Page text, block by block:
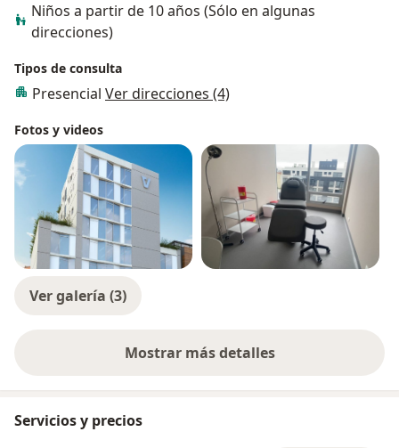
Niños a partir de 10 años (Sólo en algunas
direcciones)
Tipos de consulta
Presencial Ver direcciones (4)
Fotos y videos
Ver galería (3)
Mostrar más detalles
sobre la experiencia
Servicios y precios